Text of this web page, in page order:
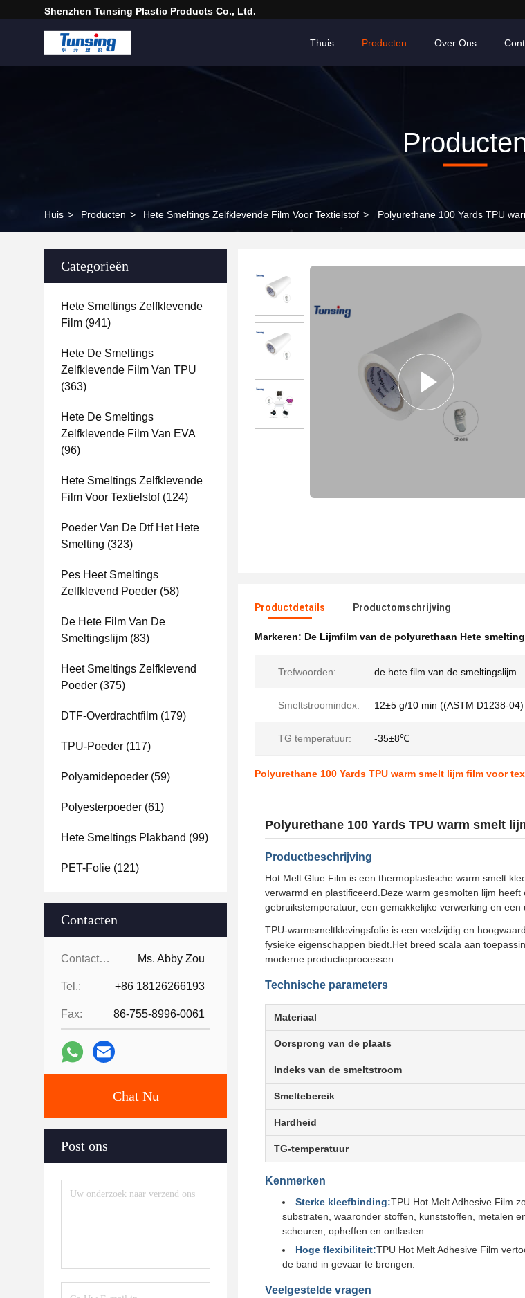
Shenzhen Tunsing Plastic Products Co., Ltd.
Thuis Producten Over Ons
Huis > Producten > Hete Smeltings Zelfklevende Film Voor Textielstof > Polyurethane 100 Yards TPU
Categorieën
Hete Smeltings Zelfklevende
Film (941)
Hete De Smeltings
Zelfklevende Film Van TPU
(363)
Hete De Smeltings
Zelfklevende Film Van EVA
(96)
Hete Smeltings Zelfklevende
Film Voor Textielstof(124)
Poeder Van De Dtf Het Hete
Smelting (323)
Pes Heet Smeltings
Zelfklevend Poeder (58)
De Hete Film Van De
Smeltingslijm (83)
Heet Smeltings Zelfklevend
Poeder (375)
DTF-Overdrachtfilm (179)
TPU-Poeder (117)
Polyamidepoeder (59)
Polyesterpoeder (61)
Hete Smeltings Plakband (99)
PET-Folie (121)
Contacten
Contacten: Ms. Abby Zou
Tel.: +86 18126266193
Fax: 86-755-8996-0061
Chat Nu
Post ons
Productdetails Productomschrijving
Markeren: De Lijmfilm van de polyurethaan Hete smelting
Trefwoorden: de hete film van de smeltingslijm
Smeltstroomindex: 12±5 g/10 min ((ASTM D1238-04)
TG temperatuur: -35±8℃
Polyurethane 100 Yards TPU warm smelt lijm film voor
Polyurethane 100 Yards TPU warm smelt
Productbeschrijving
Hot Melt Glue Film is een thermoplastische warm smelt
verwarmd en plastificeerd.Deze warm gesmolten lijm
gebruikstemperatuur, een gemakkelijke verwerking en een
TPU-warmsmeltklevingsfolie is een veelzijdig en
fysieke eigenschappen biedt.Het breed scala aan
moderne productieprocessen.
Technische parameters
Materiaal
Oorsprong van de plaats
Indeks van de smeltstroom
Smeltebereik
Hardheid
TG-temperatuur
Kenmerken
Sterke kleefbinding:TPU Hot Melt Adhesive Film
substraten, waaronder stoffen, kunststoffen, metalen
scheuren, opheffen en ontlasten.
Hoge flexibiliteit:TPU Hot Melt Adhesive Film
de band in gevaar te brengen.
Veelgestelde vragen